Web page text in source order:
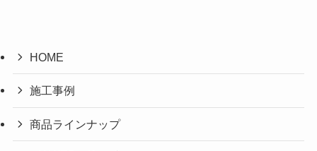
HOME
施工事例
商品ラインナップ